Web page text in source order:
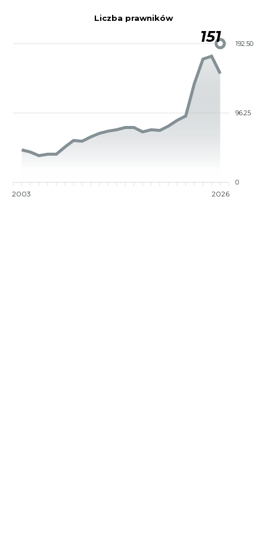
Liczba prawników
192.50
96.25
0
2003 2026
151